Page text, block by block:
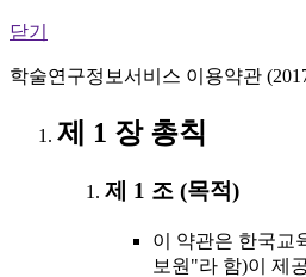
닫기
학술연구정보서비스 이용약관
제 1 장 총칙
제 1 조 (목적)
이 약관은 한국교
보원"라 함)이 제